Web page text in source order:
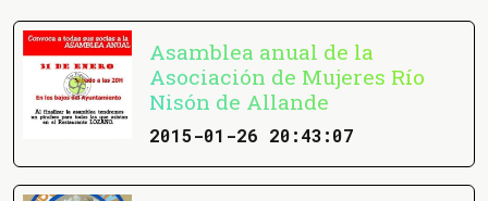
Asamblea anual de la
Asociación de Mujeres Río
Nisón de Allande
2015-01-26 20:43:07